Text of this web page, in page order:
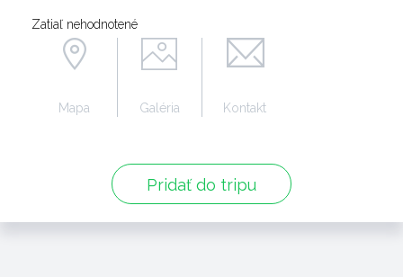
Zatiaľ nehodnotené
Pridať do tripu
Mapa Galéria Kontakt